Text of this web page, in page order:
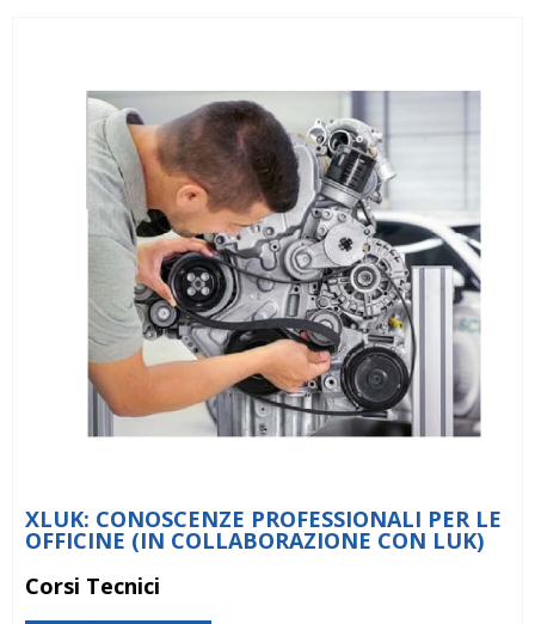
XLUK: CONOSCENZE PROFESSIONALI PER LE
OFFICINE (IN COLLABORAZIONE CON LUK)
Corsi Tecnici